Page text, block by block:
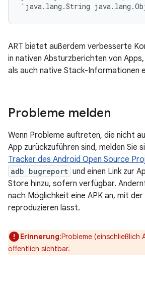
'java.lang.String
ART bietet außerdem verbesserte
in nativen Absturzberichten von
als auch native Stack-Informationen
Probleme melden
Wenn Probleme auftreten, die nicht
App zurückzuführen sind, melden Sie
Tracker des Android Open Source
adb bugreport und einen Link zur
Store hinzu, sofern verfügbar.
nach Möglichkeit eine APK an, mit
reproduzieren lässt.
Erinnerung:Probleme (einschließlich
öffentlich sichtbar.